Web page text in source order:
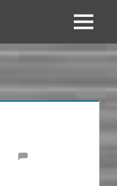
Menü